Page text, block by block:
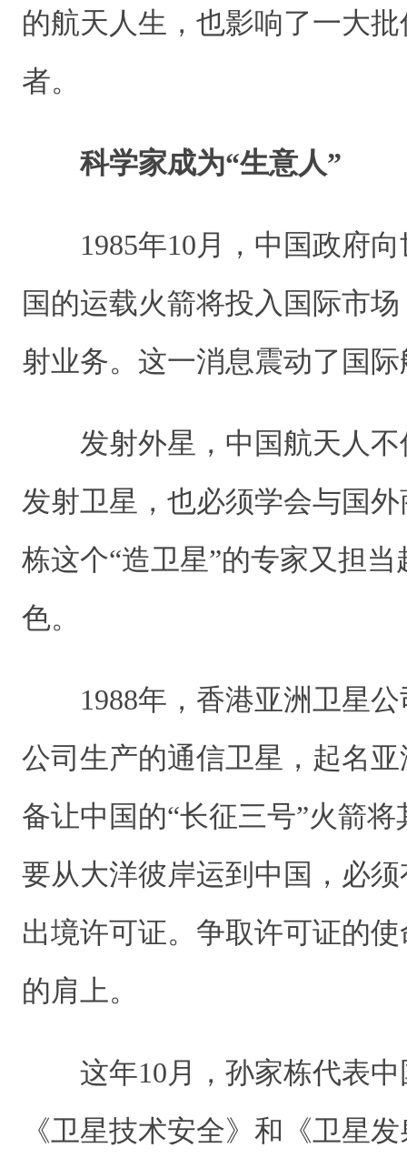
的航天人生，也影响了一大
者。
科学家成为“生意人”
1985年10月，中国政府向
国的运载火箭将投入国际市
射业务。这一消息震动了国
发射外星，中国航天人不
发射卫星，也必须学会与国
栋这个“造卫星”的专家又担当
色。
1988年，香港亚洲卫星公
公司生产的通信卫星，起名
备让中国的“长征三号”火箭
要从大洋彼岸运到中国，必
出境许可证。争取许可证的
的肩上。
这年10月，孙家栋代表中
《卫星技术安全》和《卫星